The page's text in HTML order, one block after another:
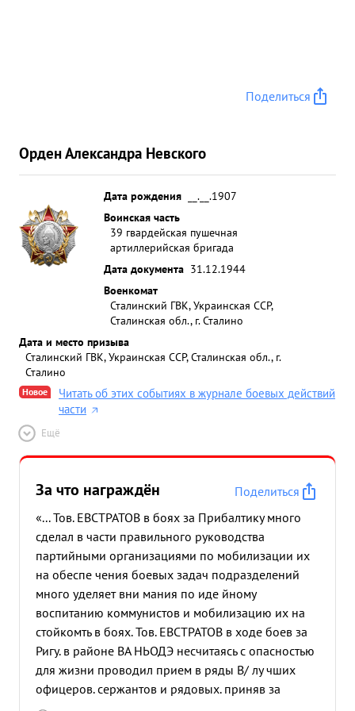
Поделиться
Орден Александра Невского
Дата рождения
__.__.1907
Воинская часть
39 гвардейская пушечная
артиллерийская бригада
Дата документа 31.12.1944
Военкомат
Сталинский ГВК, Украинская ССР,
Сталинская обл., г. Сталино
Дата и место призыва
Сталинский ГВК, Украинская ССР, Сталинская обл., г.
Сталино
Новое
Читать об этих событиях в журнале боевых действий
части
Ещё
За что награждён
Поделиться
«... Тов. ЕВСТРАТОВ в боях за Прибалтику много
сделал в части правильного руководства
партийными организациями по мобилизации их
на обеспе чения боевых задач подразделений
много уделяет вни мания по иде йному
воспитанию коммунистов и мобилизацию их на
стойкомть в боях. Тов. ЕВСТРАТОВ в ходе боев за
Ригу. в районе ВА НЬОДЭ несчитаясь с опасностью
для жизни проводил прием в ряды В/ лу чших
офицеров. сержантов и рядовых. приняв за
последние 5 месяцев в члены и кандидаты ВКП/